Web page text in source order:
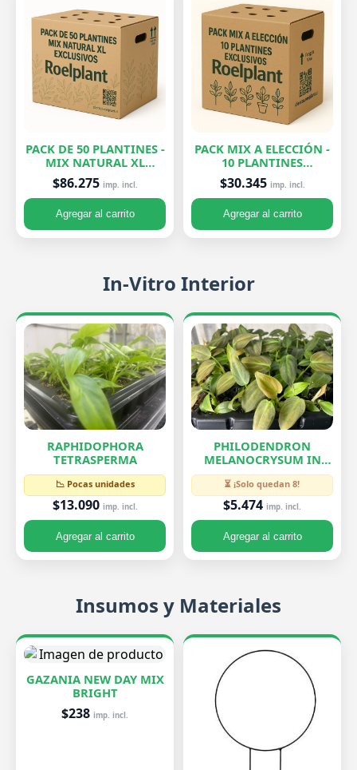
PACK DE 50 PLANTINES -
MIX NATURAL XL
EXCLUSIVOS
$86.275 imp. incl.
Agregar al carrito
PACK MIX A ELECCIÓN -
10 PLANTINES
EXCLUSIVOS
$30.345 imp. incl.
Agregar al carrito
In-Vitro Interior
RAPHIDOPHORA
TETRASPERMA
📉 Pocas unidades
$13.090 imp. incl.
Agregar al carrito
PHILODENDRON
MELANOCRYSUM IN
VITRO
⏳ ¡Solo quedan 8!
$5.474 imp. incl.
Agregar al carrito
Insumos y Materiales
GAZANIA NEW DAY MIX
BRIGHT
$238 imp. incl.